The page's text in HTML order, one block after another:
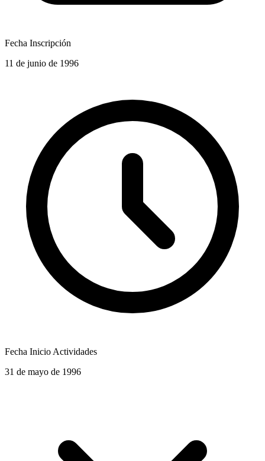
Fecha Inscripción
11 de junio de 1996
Fecha Inicio Actividades
31 de mayo de 1996